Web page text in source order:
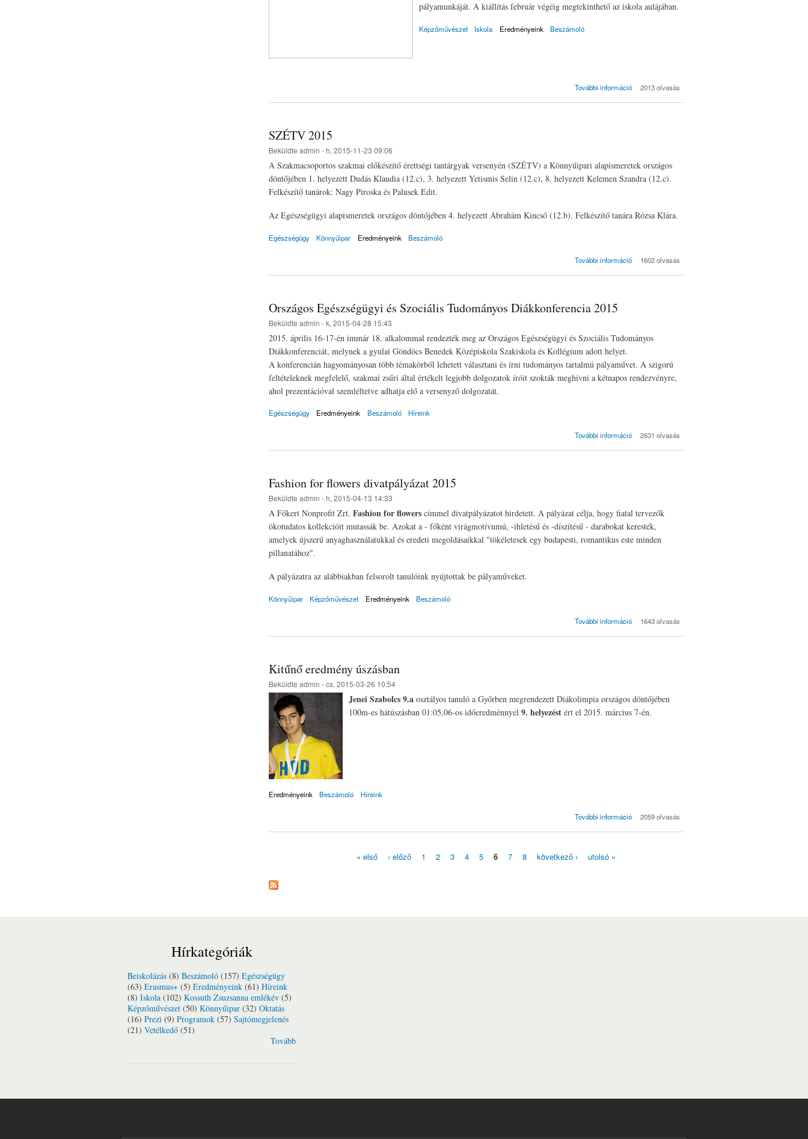
pályamunkáját. A kiállítás február végéig megtekinthető az iskola aulájában.
Képzőművészet Iskola Eredményeink Beszámoló
További információ
Divattervezői
- eredményhírdetés
2013 olvasás
SZÉTV 2015
Beküldte admin - h, 2015-11-23 09:06
A Szakmacsoportos szakmai előkészítő érettségi tantárgyak versenyén (SZÉTV) a Könnyűipari alapismeretek országos
döntőjében 1. helyezett Dudás Klaudia (12.c), 3. helyezett Yetismis Selin (12.c), 8. helyezett Kelemen Szandra (12.c).
Felkészítő tanárok: Nagy Piroska és Palusek Edit.
Az Egészségügyi alapismeretek országos döntőjében 4. helyezett Ábrahám Kincső (12.b). Felkészítő tanára Rózsa Klára.
Egészségügy Könnyűipar Eredményeink Beszámoló
További információ
SZÉTV 2015
kapcsolatosan
1602 olvasás
Országos Egészségügyi és Szociális Tudományos Diákkonferencia 2015
Beküldte admin - k, 2015-04-28 15:43
2015. április 16-17-én immár 18. alkalommal rendezték meg az Országos Egészségügyi és Szociális Tudományos
Diákkonferenciát, melynek a gyulai Göndöcs Benedek Középiskola Szakiskola és Kollégium adott helyet.
A konferencián hagyományosan több témakörből lehetett választani és írni tudományos tartalmú pályaművet. A szigorú
feltételeknek megfelelő, szakmai zsűri által értékelt legjobb dolgozatok íróit szokták meghívni a kétnapos rendezvényre,
ahol prezentációval szemléltetve adhatja elő a versenyző dolgozatát.
Egészségügy Eredményeink Beszámoló Híreink
További információ
Országos
Szociális
2631 olvasás
Fashion for flowers divatpályázat 2015
Beküldte admin - h, 2015-04-13 14:33
A Főkert Nonprofit Zrt. Fashion for flowers címmel divatpályázatot hirdetett. A pályázat célja, hogy fiatal tervezők
ökotudatos kollekcióit mutassák be. Azokat a - főként virágmotívumú, -ihletésű és -díszítésű - darabokat keresték,
amelyek újszerű anyaghasználatukkal és eredeti megoldásaikkal "tökéletesek egy budapesti, romantikus este minden
pillanatához".
A pályázatra az alábbiakban felsorolt tanulóink nyújtottak be pályaműveket.
Könnyűipar Képzőművészet Eredményeink Beszámoló
További információ
Fashion for flowers
tartalommal
1643 olvasás
Kitűnő eredmény úszásban
Beküldte admin - cs, 2015-03-26 10:54
Jenei Szabolcs 9.a osztályos tanuló a Győrben megrendezett Diákolimpia országos döntőjében
100m-es hátúszásban 01:05,06-os időeredménnyel 9. helyezést ért el 2015. március 7-én.
Eredményeink Beszámoló Híreink
További információ
Kitűnő eredmény
tartalommal
2059 olvasás
« első ‹ előző 1 2 3 4 5 6 7 8 következő › utolsó »
Hírkategóriák
Beiskolázás (8) Beszámoló (157) Egészségügy
(63) Erasmus+ (5) Eredményeink (61) Híreink
(8) Iskola (102) Kossuth Zsuzsanna emlékév (5)
Képzőművészet (50) Könnyűipar (32) Oktatás
(16) Prezi (9) Programok (57) Sajtómegjelenés
(21) Vetélkedő (51)
Tovább